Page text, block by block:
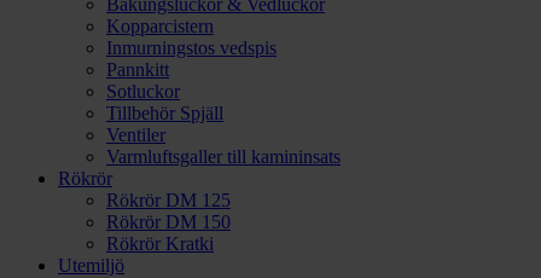
Kopparcistern
Inmurningstos vedspis
Pannkitt
Sotluckor
Tillbehör Spjäll
Ventiler
Varmluftsgaller till kamininsats
Rökrör
Rökrör DM 125
Rökrör DM 150
Rökrör Kratki
Utemiljö